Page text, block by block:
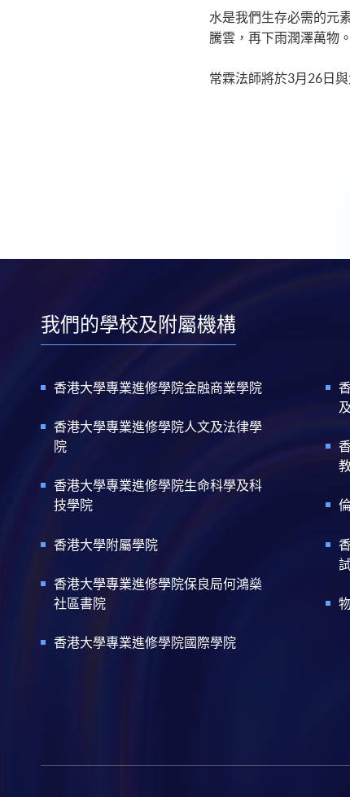
水是我們生存必需的元
騰雲，再下雨潤澤萬物
常霖法師將於3月26日
我們的學校及附屬機構
香港大學專業進修學院金融商業學院
香港大學專業進修學院人文及法律學
院
香港大學專業進修學院生命科學及科
技學院
香港大學附屬學院
香港大學專業進修學院保良局何鴻燊
社區書院
香港大學專業進修學院國際學院